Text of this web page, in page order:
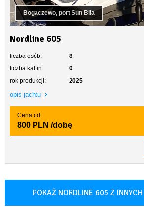
Bogaczewo, port Sun Bila
Nordline 605
liczba osób:
8
liczba kabin:
0
rok produkcji:
2025
opis jachtu
Cena od
800 PLN /dobę
POKAŻ NORDLINE 605 Z